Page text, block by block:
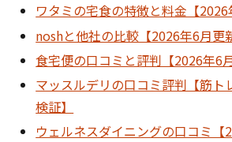
ワタミの宅食の特徴と料金【2026
noshと他社の比較【2026年6月更
食宅便の口コミと評判【2026年6
マッスルデリの口コミ評判【筋ト
検証】
ウェルネスダイニングの口コミ【